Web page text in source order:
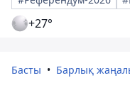
+27°
Басты Барлық